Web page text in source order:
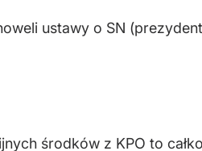
ustawy o SN
środków z KPO to